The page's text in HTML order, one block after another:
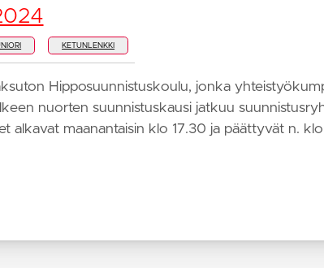
KETUNLENKKI
Hipposuunnistuskoulu, jonka
nuorten suunnistuskausi jatkuu
alkavat maanantaisin klo 17.30 ja päättyvät n.